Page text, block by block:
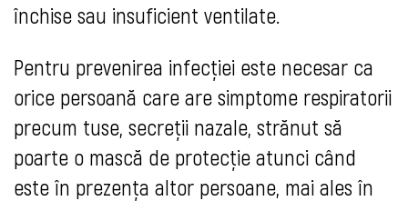
închise sau insuficient ventilate.
Pentru prevenirea infecţiei este necesar ca
orice persoană care are simptome respiratorii
precum tuse, secreţii nazale, strănut să
poarte o mască de protecţie atunci când
este în prezenţa altor persoane, mai ales în